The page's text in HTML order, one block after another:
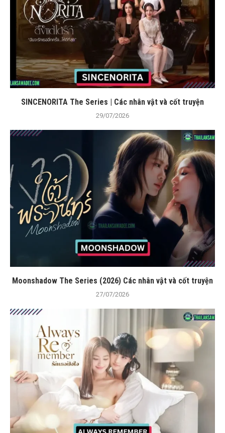
SINCENORITA The Series | Các nhân vật và cốt truyện
29/07/2026
Moonshadow The Series (2026) Các nhân vật và cốt truyện
27/07/2026